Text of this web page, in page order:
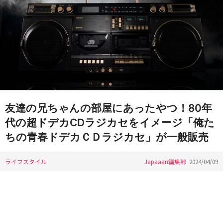
友達の兄ちゃんの部屋にあったやつ！80年
代の超ドデカCDラジカセをイメージ「俺た
ちの青春ドデカＣＤラジカセ」が一般販売
ライフスタイル Japaaan編集部 2024/04/09